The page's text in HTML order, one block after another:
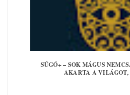
SÚGÓ+ – SOK MÁGUS
AKARTA A VILÁGOT,